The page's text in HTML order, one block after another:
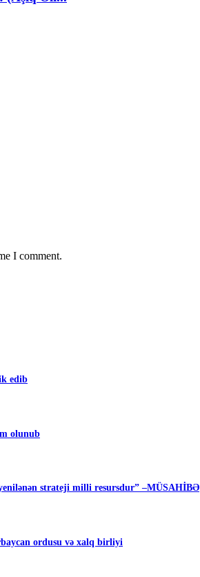
I comment.
edib
olunub
strateji milli resursdur” –MÜSAHİBƏ
ordusu və xalq birliyi